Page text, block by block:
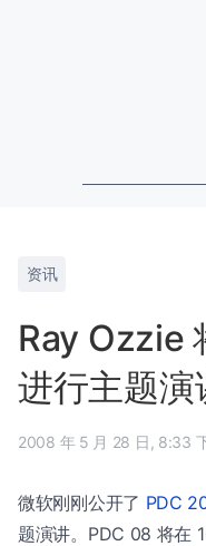
资讯
Ray Ozzie
进行主题演
2008 年 5 月 28 日
微软刚刚公开了 PDC
题演讲。PDC 08 将在